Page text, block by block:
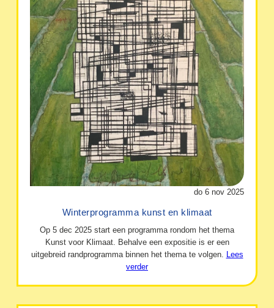
do 6 nov 2025
Winterprogramma kunst en klimaat
Op 5 dec 2025 start een programma rondom het thema
Kunst voor Klimaat. Behalve een expositie is er een
uitgebreid randprogramma binnen het thema te volgen.
Lees
verder